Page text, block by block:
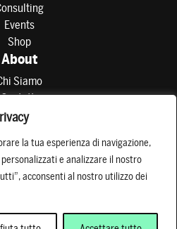
la tua esperienza di navigazione,
e analizzare il nostro
acconsenti al nostro utilizzo dei
Events
Shop
About
Siamo
Contatti
Partner
connesso